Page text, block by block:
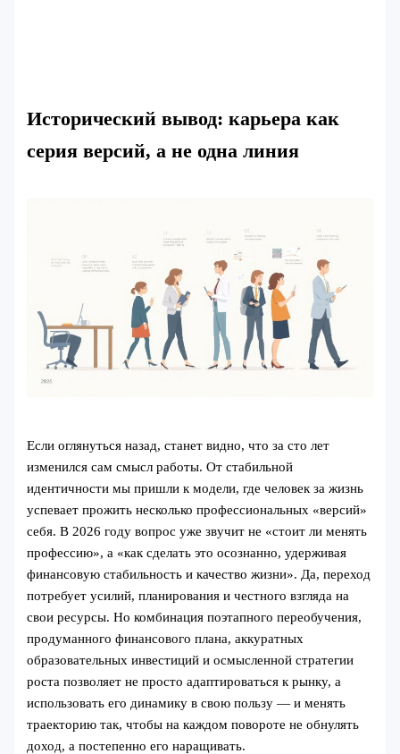
Исторический вывод: карьера как
серия версий, а не одна линия
Если оглянуться назад, станет видно, что за сто лет
изменился сам смысл работы. От стабильной
идентичности мы пришли к модели, где человек за жизнь
успевает прожить несколько профессиональных «версий»
себя. В 2026 году вопрос уже звучит не «стоит ли менять
профессию», а «как сделать это осознанно, удерживая
финансовую стабильность и качество жизни». Да, переход
потребует усилий, планирования и честного взгляда на
свои ресурсы. Но комбинация поэтапного переобучения,
продуманного финансового плана, аккуратных
образовательных инвестиций и осмысленной стратегии
роста позволяет не просто адаптироваться к рынку, а
использовать его динамику в свою пользу — и менять
траекторию так, чтобы на каждом повороте не обнулять
доход, а постепенно его наращивать.